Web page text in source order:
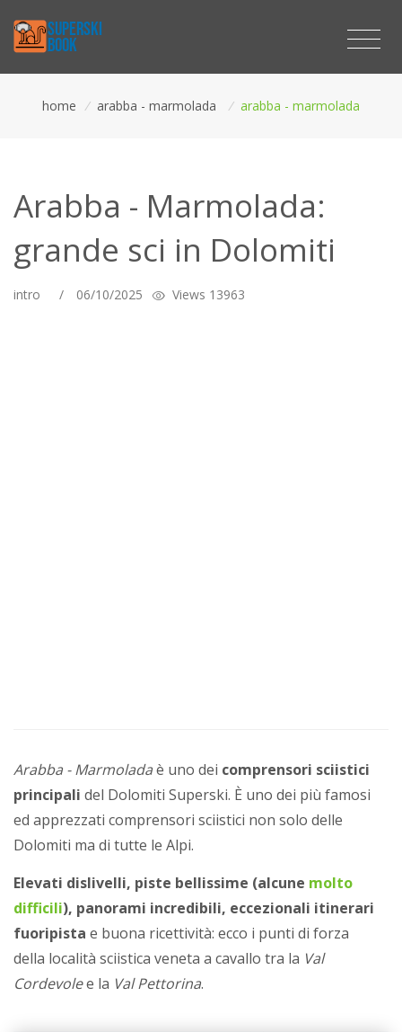
home / arabba - marmolada / arabba - marmolada
Arabba - Marmolada:
grande sci in Dolomiti
intro / 06/10/2025 Views 13963
Arabba - Marmoladaè uno dei comprensori sciistici
principali del Dolomiti Superski. È uno dei più famosi
ed apprezzati comprensori sciistici non solo delle
Dolomiti ma di tutte le Alpi.
Elevati dislivelli, piste bellissime (alcune molto
difficili), panorami incredibili, eccezionali itinerari
fuoripista e buona ricettività: ecco i punti di forza
della località sciistica veneta a cavallo tra la Val
Cordevolee la Val Pettorina.